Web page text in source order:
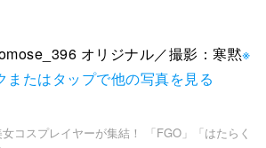
オリジナル／撮影：寒黙※
またはタップで他の写真を見る
女コスプレイヤーが集結！ 「FGO」「はたらく